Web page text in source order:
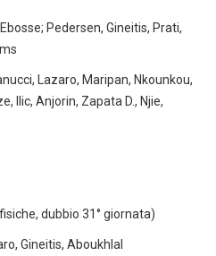
Pedersen, Gineitis, Prati,
Lazaro, Maripan, Nkounkou,
Ilic, Anjorin, Zapata D., Njie,
dubbio 31° giornata)
Gineitis, Aboukhlal